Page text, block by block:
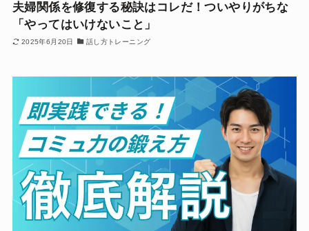
夫婦関係を修復する秘訣はコレだ！ついやりがちな
「やってはいけないこと」
2025年6月20日 話し方トレーニング